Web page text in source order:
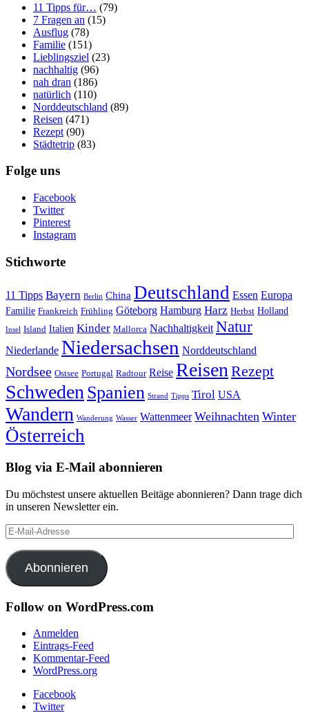
11 Tipps für… (79)
7 Fragen an (15)
Ausflug (78)
Familie (151)
Lieblingsziel (23)
nachhaltig (96)
nah dran (186)
natürlich (110)
Norddeutschland (89)
Reisen (471)
Rezept (90)
Städtetrip (83)
Folge uns
Facebook
Twitter
Pinterest
Instagram
Stichworte
11 Tipps Bayern Berlin China Deutschland Essen Europa
Familie Frankreich Frühling Göteborg Hamburg Harz Herbst Holland
Insel Island Italien Kinder Mallorca Nachhaltigkeit Natur
Niederlande Niedersachsen Norddeutschland
Nordsee Ostsee Portugal Radtour Reise ReisenRezept
SchwedenSpanien Strand Tipps Tirol USA
Wandern Wanderung Wasser Wattenmeer Weihnachten Winter
Österreich
Blog via E-Mail abonnieren
Du möchstest unsere aktuellen Beitäge abonnieren? Dann trage dich
in unseren Newsletter ein.
E-
Mail-
Adresse
Abonnieren
Follow on WordPress.com
Anmelden
Eintrags-Feed
Kommentar-Feed
WordPress.org
Facebook
Twitter